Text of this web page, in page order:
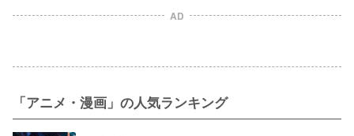
AD
「アニメ・漫画」の人気ランキング